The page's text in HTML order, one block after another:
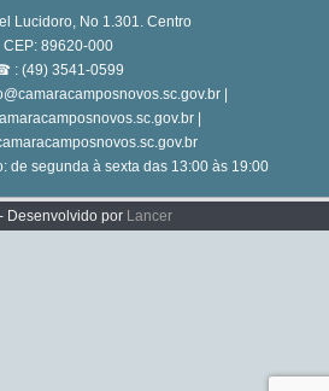
Lucidoro, No 1.301. Centro
CEP: 89620-000
: (49) 3541-0599
|
|
de segunda à sexta das 13:00 às 19:00
Desenvolvido por Lancer